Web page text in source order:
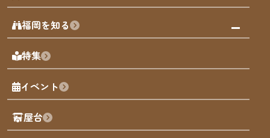
みんなの旅行記
天神エリア
博多旧市街
福岡城
歴史・文化
福岡を知る
福岡の見どころ
福岡の魅力
観光カレンダー
観光PR動画
まち歩き
特集
イベント
屋台